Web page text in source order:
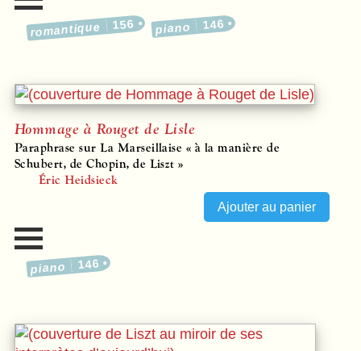
romantique 156 piano 146
Hommage à Rouget de Lisle
Paraphrase sur La Marseillaise « à la manière de
Schubert, de Chopin, de Liszt »
Éric Heidsieck
piano 146